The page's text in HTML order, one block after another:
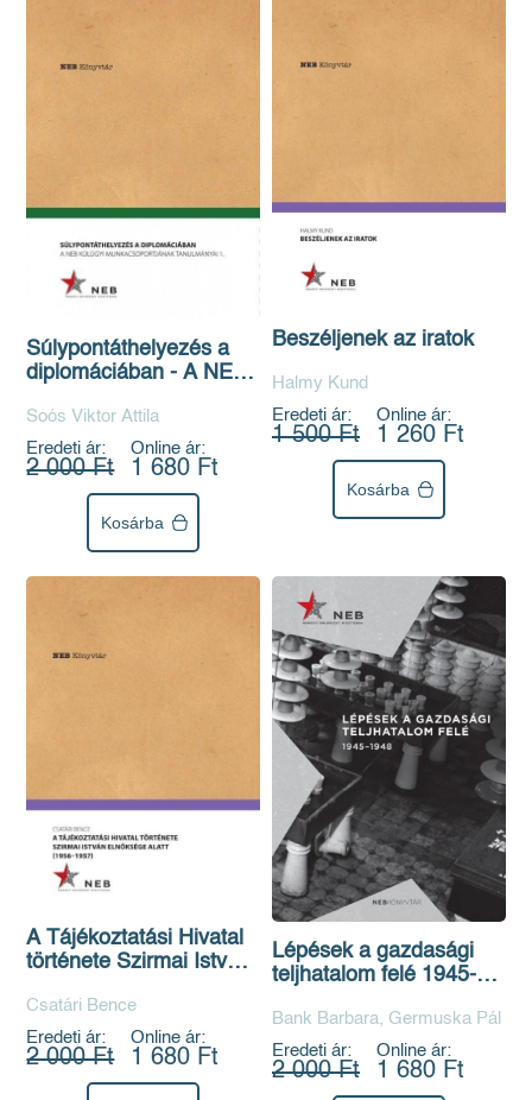
Súlypontáthelyezés a
diplomáciában - A NEB
Munkacsoportjának
tanulmányai 1.
Soós Viktor Attila
Eredeti ár:
2 000 Ft
Online ár:
1 680 Ft
Kosárba
Beszéljenek az iratok
Halmy Kund
Eredeti ár:
1 500 Ft
Online ár:
1 260 Ft
Kosárba
A Tájékoztatási Hivatal
története Szirmai István
1957
Csatári Bence
Eredeti ár:
2 000 Ft
Online ár:
1 680 Ft
Lépések a gazdasági
teljhatalom felé 1945-
Bank Barbara, Germuska Pál
Eredeti ár:
2 000 Ft
Online ár:
1 680 Ft